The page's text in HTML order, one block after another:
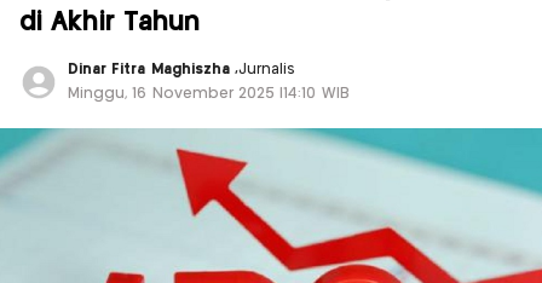
di Akhir Tahun
Dinar Fitra Maghiszha,Jurnalis
Minggu, 16 November 2025 |14:10 WIB